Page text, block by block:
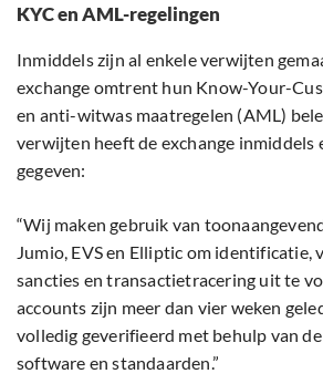
KYC en AML-regelingen
Inmiddels zijn al enkele verwijten
exchange omtrent hun Know-Your-
en anti-witwas maatregelen (AML)
verwijten heeft de exchange inmiddels
gegeven:
“Wij maken gebruik van
Jumio, EVS en Elliptic om identificatie,
sancties en transactietracering uit te
accounts zijn meer dan vier weken
volledig geverifieerd met behulp van
software en standaarden.”